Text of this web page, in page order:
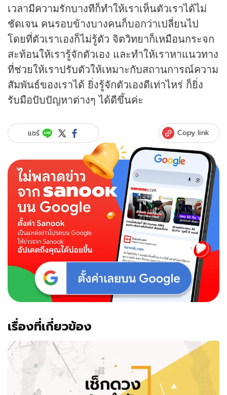
เวลามีความรักบางทีก็ทำให้เราเห็นตัวเราได้ไม่
ชัดเจน คนรอบข้างบางคนก็บอกว่าเปลี่ยนไป
โดยที่ตัวเราเองก็ไม่รู้ตัว จิตวิทยาก็เหมือนกระจก
สะท้อนให้เรารู้จักตัวเอง และทำให้เราหาแนวทาง
ที่ช่วยให้เราปรับตัวให้เหมาะกับสถานการณ์ความ
สัมพันธ์ของเราได้ ยิ่งรู้จักตัวเองดีเท่าไหร่ ก็ยิ่ง
รับมือปับปัญหาต่างๆ ได้ดีขึ้นค่ะ
แชร์ Copy link
เรื่องที่เกี่ยวข้อง